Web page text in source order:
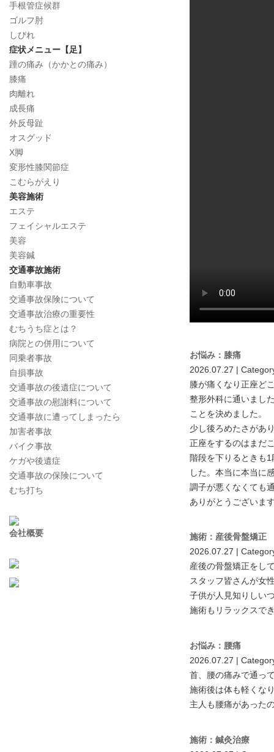
お悩み：膝痛
2026.07.27 |
膝が痛くなり正座ど
整形外科に通いまし
ことを決めました。
少し後ろめたさがあ
正座をするのはまだ
階段を下りるときも
した。本当に本当に
調子が悪くなくても
ありがとうございま
施術：産後骨盤矯正
2026.07.27 |
産後の骨盤矯正をし
スタッフ皆さんが女
子供が人見知りしい
施術もリラックスで
お悩み：腰痛
2026.07.27 |
首、腰の痛みで通っ
施術後は体も軽くな
主人も腰痛があった
施術：鍼灸治療
手根管症候群
ゴルフ肘
しびれ
症状メニュー【足】
踵の痛み（かかとの痛み）
膝痛
肉離れ
成長痛
外反母趾
オスグッド
X脚
変形性膝関節症
こむらがえり
美容施術
エステ
フェイシャルエステ
美容
美容鍼
交通事故施術
自動車事故
交通事故保険について
交通事故治療の重要性
むちうち症とは？
病院との併用について
同乗者事故
自損事故
交通事故の後遺症について
交通事故の慰謝料について
交通事故に遭ってしまったら
加害者事故
バイク事故
ケガや後遺症
交通事故の保険について
むち打ち
会社概要